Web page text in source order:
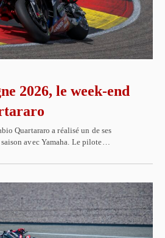
2026, le week-end
Quartararo a réalisé un de ses
avec Yamaha. Le pilote…